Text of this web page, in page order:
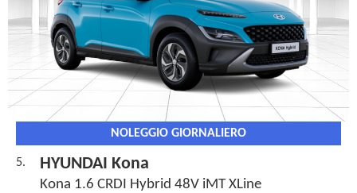
NOLEGGIO GIORNALIERO
5. HYUNDAI Kona
Kona 1.6 CRDI Hybrid 48V iMT XLine